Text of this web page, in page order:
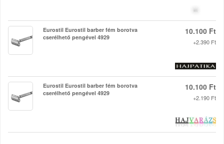
Eurostil Eurostil barber fém borotva
cserélhető pengével 4929
10.100 Ft
+2.390 Ft
Eurostil Eurostil barber fém borotva
cserélhető pengével 4929
10.100 Ft
+2.190 Ft